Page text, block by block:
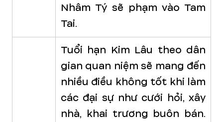
Nhâm Tý sẽ phạm vào Tam
Tai.
Tuổi hạn Kim Lâu theo dân
gian quan niệm sẽ mang đến
nhiều điều không tốt khi làm
các đại sự như cưới hỏi, xây
nhà, khai trương buôn bán.